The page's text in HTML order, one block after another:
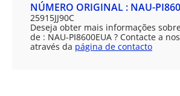
NÚMERO ORIGINAL : NAU-
25915JJ90C
Deseja obter mais informações
de : NAU-PI8600EUA ? Contacte a
através da página de contacto